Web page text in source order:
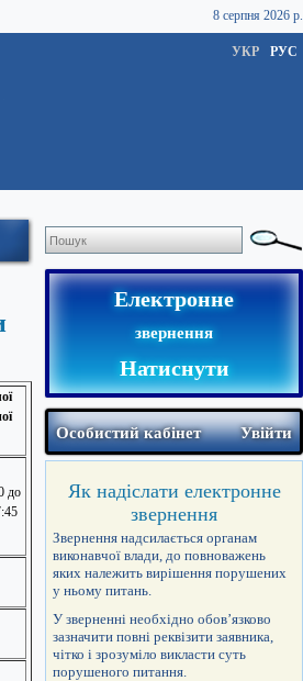
8 серпня 2026 р.
УКР РУС
до
Електронне
звернення
Натиснути
Особистий кабінет Увійти
Як надіслати електронне
звернення
Звернення надсилається органам
виконавчої влади, до повноважень
яких належить вирішення порушених
у ньому питань.
У зверненні необхідно обов’язково
зазначити повні реквізити заявника,
чітко і зрозуміло викласти суть
порушеного питання.